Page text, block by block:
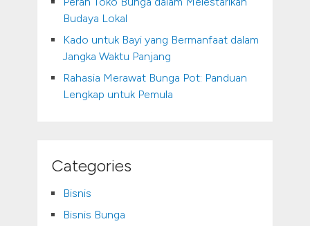
Budaya Lokal
Kado untuk Bayi yang Bermanfaat dalam
Jangka Waktu Panjang
Rahasia Merawat Bunga Pot: Panduan
Lengkap untuk Pemula
Categories
Bisnis
Bisnis Bunga